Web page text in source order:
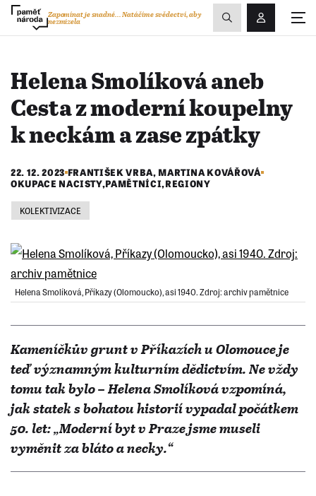
Přihlášení/
Zapomínat je snadné...Natáčíme svědectví, aby
nezmizela
Zobrazit
vyhledávání
Helena Smolíková aneb
Cesta z moderní koupelny
k neckám a zase zpátky
22. 12. 2023 FRANTIŠEK VRBA, MARTINA KOVÁŘOVÁ
OKUPACE NACISTY,PAMĚTNÍCI,REGIONY
KOLEKTIVIZACE
Helena Smolíková, Příkazy (Olomoucko), asi 1940. Zdroj: archiv pamětnice
Kameníčkův grunt v Příkazích u Olomouce je
teď významným kulturním dědictvím. Ne vždy
tomu tak bylo – Helena Smolíková vzpomíná,
jak statek s bohatou historií vypadal počátkem
50. let: „Moderní byt v Praze jsme museli
vyměnit za bláto a necky.“